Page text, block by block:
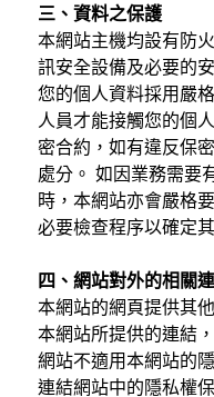
三、資料之保護
本網站主機均設有防
訊安全設備及必要的
您的個人資料採用嚴
人員才能接觸您的個
密合約，如有違反保
處分。 如因業務需要
時，本網站亦會嚴格
必要檢查程序以確定
四、網站對外的相關
本網站的網頁提供其
本網站所提供的連結
網站不適用本網站的
連結網站中的隱私權